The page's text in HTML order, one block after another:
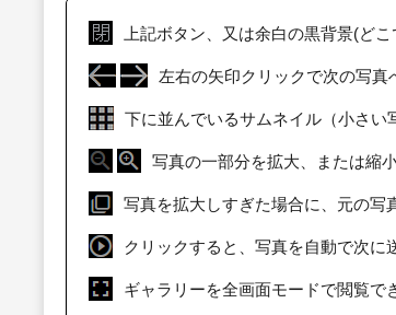
上記ボタン、又は余白の黒背景(ど
左右の矢印クリックで次の写真
下に並んでいるサムネイル（小さい
写真の一部分を拡大、または縮
写真を拡大しすぎた場合に、元の写
クリックすると、写真を自動で次に
ギャラリーを全画面モードで閲覧で